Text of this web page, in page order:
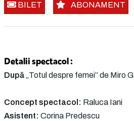
BILET ABONAMENT
Detalii spectacol :
După „Totul despre femei” de Miro
Concept spectacol: Raluca Iani
Asistent: Corina Predescu